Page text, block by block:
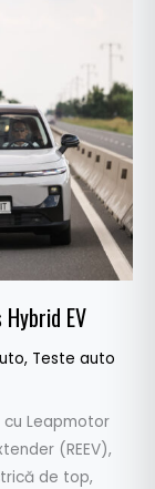
EV
, Teste auto
cu Leapmotor
(REEV),
de top,